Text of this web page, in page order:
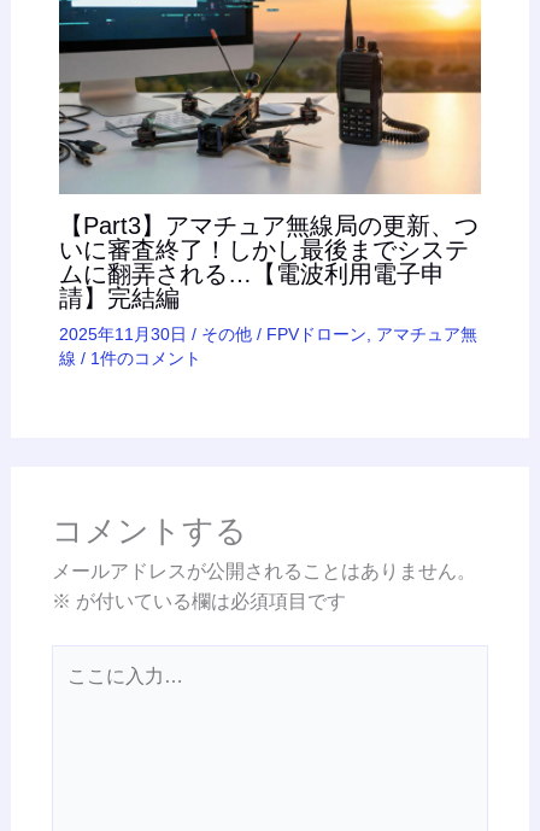
【Part3】アマチュア無線局の更新、つ
いに審査終了！しかし最後までシステ
ムに翻弄される…【電波利用電子申
請】完結編
2025年11月30日 / その他/ FPVドローン
アマチュア無
線 / 1件のコメント
コメントする
メールアドレスが公開されることはありません。
※ が付いている欄は必須項目です